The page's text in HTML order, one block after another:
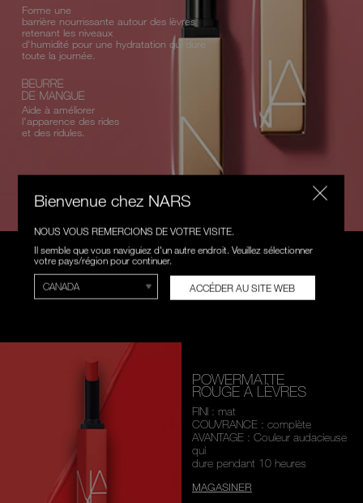
Forme une
barrière nourrissante autour des lèvres
retenant les niveaux
d'humidité pour une hydratation qui dure
toute la journée.
BEURRE
DE MANGUE
Aide à améliorer
l’apparence des rides
et des ridules.
CHOISISSEZ VOTRE
ROUGE À LÈVRES NARS
POWERMATTE
ROUGE À LÈVRES
FINI : mat
COUVRANCE : complète
AVANTAGE : Couleur audacieuse
qui
dure pendant 10 heures
MAGASINER
Bienvenue chez NARS
NOUS VOUS REMERCIONS DE VOTRE VISITE.
Il semble que vous naviguiez d'un autre endroit. Veuillez sélectionner
votre pays/région pour continuer.
ACCÉDER AU SITE WEB